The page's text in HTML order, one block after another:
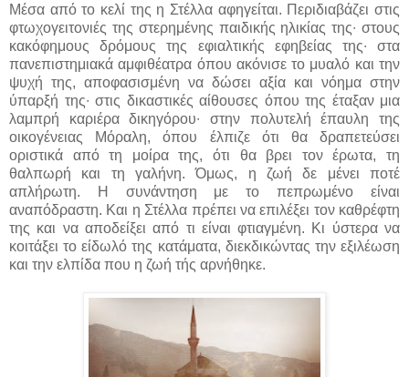
Μέσα από το κελί της η Στέλλα αφηγείται. Περιδιαβάζει στις
φτωχογειτονιές της στερημένης παιδικής ηλικίας της∙ στους
κακόφημους δρόμους της εφιαλτικής εφηβείας της∙ στα
πανεπιστημιακά αμφιθέατρα όπου ακόνισε το μυαλό και την
ψυχή της, αποφασισμένη να δώσει αξία και νόημα στην
ύπαρξή της∙ στις δικαστικές αίθουσες όπου της έταξαν μια
λαμπρή καριέρα δικηγόρου∙ στην πολυτελή έπαυλη της
οικογένειας Μόραλη, όπου έλπιζε ότι θα δραπετεύσει
οριστικά από τη μοίρα της, ότι θα βρει τον έρωτα, τη
θαλπωρή και τη γαλήνη. Όμως, η ζωή δε μένει ποτέ
απλήρωτη. Η συνάντηση με το πεπρωμένο είναι
αναπόδραστη. Και η Στέλλα πρέπει να επιλέξει τον καθρέφτη
της και να αποδείξει από τι είναι φτιαγμένη. Κι ύστερα να
κοιτάξει το είδωλό της κατάματα, διεκδικώντας την εξιλέωση
και την ελπίδα που η ζωή τής αρνήθηκε.